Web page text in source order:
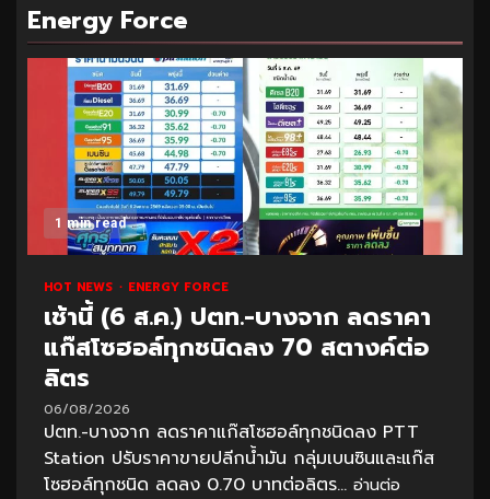
Energy Force
1 min read
HOT NEWS ENERGY FORCE
เช้านี้ (6 ส.ค.) ปตท.-บางจาก ลดราคา
แก๊สโซฮอล์ทุกชนิดลง 70 สตางค์ต่อ
ลิตร
06/08/2026
ปตท.-บางจาก ลดราคาแก๊สโซฮอล์ทุกชนิดลง PTT
Station ปรับราคาขายปลีกน้ำมัน กลุ่มเบนซินและแก๊ส
โซฮอล์ทุกชนิด ลดลง 0.70 บาทต่อลิตร... อ่านต่อ